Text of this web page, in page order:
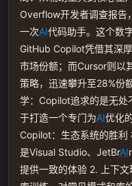
Overflow开发者调查报告
一次AI代码助手。这个数
GitHub Copilot凭借其深
市场份额；而Cursor则以
策略，迅速攀升至28%份
学：Copilot追求的是无处
于打造一个专门为AI优化
Copilot：生态系统的胜利
是Visual Studio、JetBrAI
提供一致的体验 2. 上下